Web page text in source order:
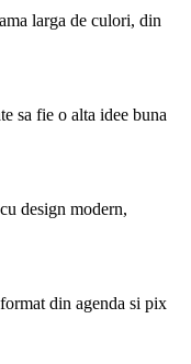
larga de culori, din
sa fie o alta idee buna
design modern,
din agenda si pix